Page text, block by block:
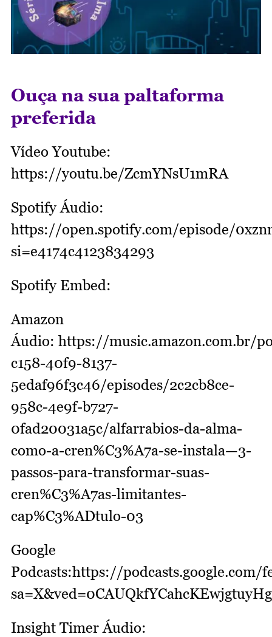
Ouça na sua paltaforma
preferida
Vídeo Youtube:
https://youtu.be/ZcmYNsU1mRA
Spotify Áudio:
https://open.spotify.com/episode/
si=e4174c4123834293
Spotify Embed:
Amazon
Áudio: https://music.amazon.com.br/
c158-40f9-8137-
5edaf96f3c46/episodes/2c2cb8ce-
958c-4e9f-b727-
0fad20031a5c/alfarrabios-da-alma-
como-a-cren%C3%A7a-se-instala—3-
passos-para-transformar-suas-
cren%C3%A7as-limitantes-
cap%C3%ADtulo-03
Google
Podcasts:https://
Insight Timer Áudio: